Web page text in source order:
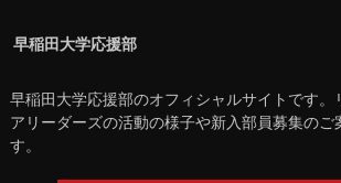
早稲田大学応援部
早稲田大学応援部のオフィシャルサイトです。
アリーダーズの活動の様子や新入部員募集のご
す。